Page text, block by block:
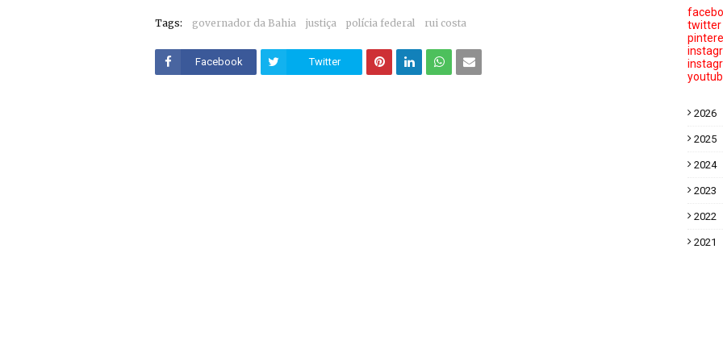
Tags: governador da Bahia justiça polícia federal rui costa
Facebook Twitter
twitter
2026
2025
2024
2023
2022
2021